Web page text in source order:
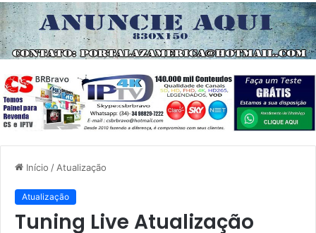
Início / Atualização
Atualização
Tuning Live Atualização